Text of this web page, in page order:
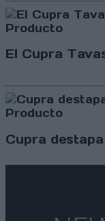
Producto
El Cupra
Producto
Cupra